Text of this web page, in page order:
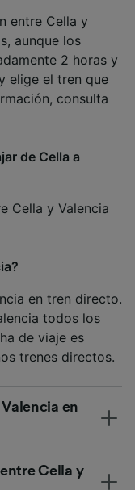
entre Cella y
aunque los
2 horas y
elige el tren que
consulta
de Cella a
Cella y Valencia
en tren directo.
todos los
de viaje es
trenes directos.
en
Cella y